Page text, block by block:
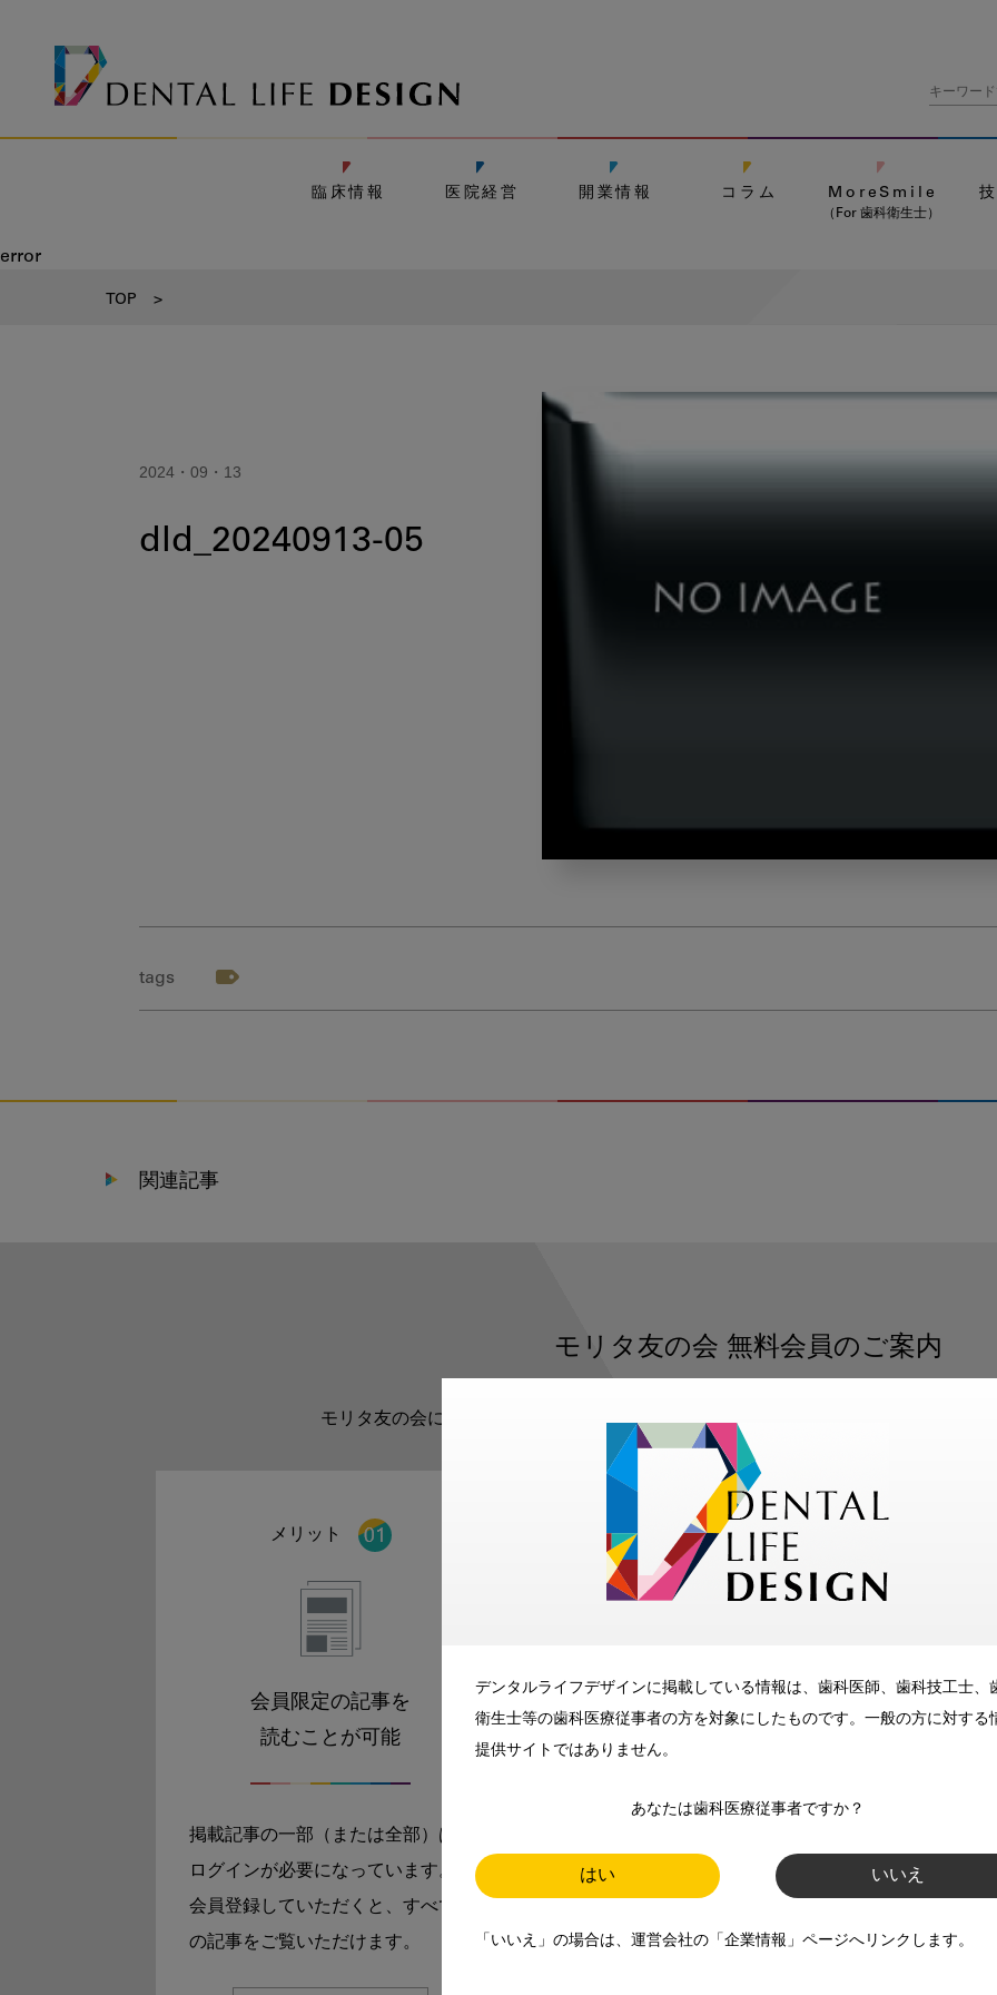
デンタルライフデザインに掲載している情報は、歯科医師、歯科技工士、
衛生士等の歯科医療従事者の方を対象にしたものです。一般の方に対する
提供サイトではありません。
あなたは歯科医療従事者ですか？
はい いいえ
「いいえ」の場合は、運営会社の「企業情報」ページへリンクします。
臨床情報 医院経営 開業情報 コラム MoreSmile
（For 歯科衛生士）
error
TOP >
2024・09・13
dld_20240913-05
tags
関連記事
モリタ友の会 無料会員のご案内
モリタ友の会に登録いただくと、デンタルライフデザインをもっと便利にご利用い
メリット
会員限定の記事を
読むことが可能
掲載記事の一部（または全部）は
ログインが必要になっています。
会員登録していただくと、すべて
の記事をご覧いただけます。
メリット
メールマガジンでお届け
師、歯科衛生士、歯科技工士）に
お届けします。